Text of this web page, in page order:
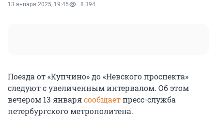
13 января 2025, 19:45 8 394
Поезда от «Купчино» до «Невского проспекта»
следуют с увеличенным интервалом. Об этом
вечером 13 январясообщаетпресс-служба
петербургского метрополитена.